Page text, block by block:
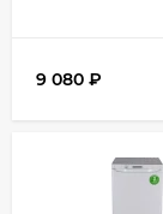
9 080 ₽